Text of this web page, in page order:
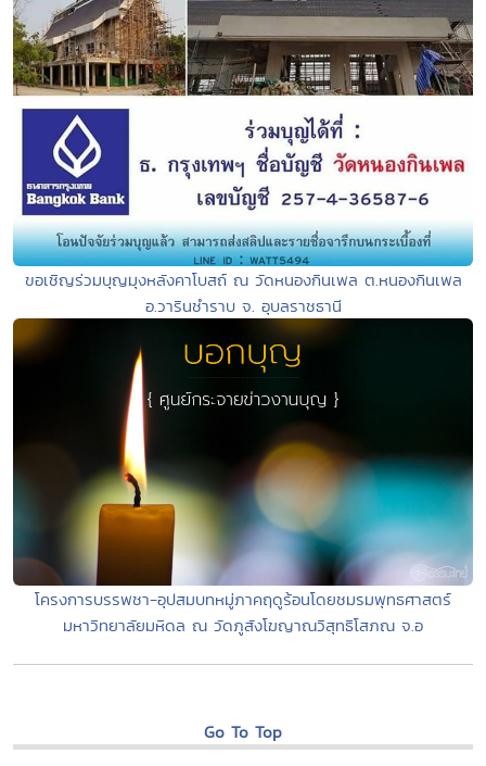
ขอเชิญร่วมบุญมุงหลังคาโบสถ์ ณ วัดหนองกินเพล ต.หนองกินเพล
อ.วารินชำราบ จ. อุบลราชธานี
โครงการบรรพชา-อุปสมบทหมู่ภาคฤดูร้อนโดยชมรมพุทธศาสตร์
มหาวิทยาลัยมหิดล ณ วัดภูสังโฆญาณวิสุทธิโสภณ จ.อ
Go To Top